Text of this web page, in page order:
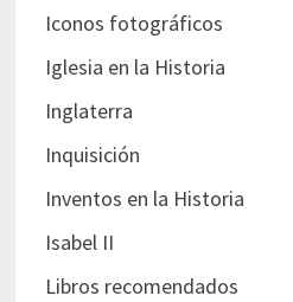
Iconos fotográficos
Iglesia en la Historia
Inglaterra
Inquisición
Inventos en la Historia
Isabel II
Libros recomendados